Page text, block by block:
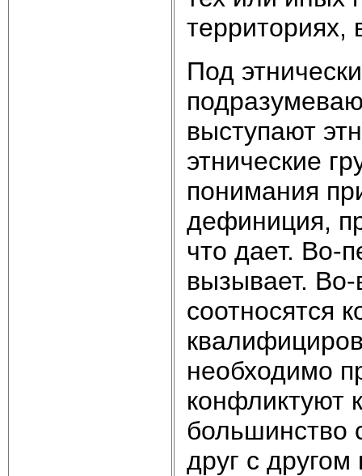
территориях,
Под
выступают
этнические
понимания
дефиниция,
что дает. Во-
вызывает. Во-
соотносятся
необходимо
конфликтуют
большинство
друг с